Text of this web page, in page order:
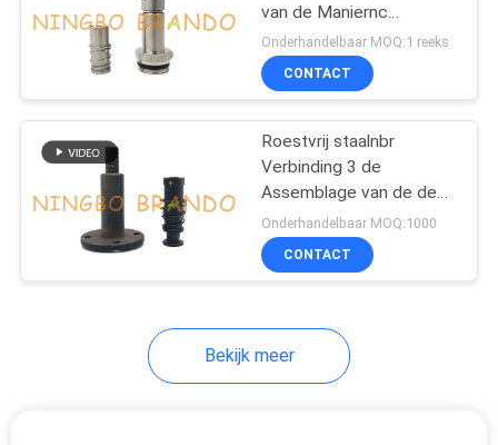
van de Maniernc
Solenoïde de
Buisassemblage
Onderhandelbaar MOQ:1 reeks
CONTACT
Roestvrij staalnbr
Verbinding 3 de
Assemblage van de de
Klepduiker van de
Maniernc Solenoïde
Onderhandelbaar MOQ:1000
CONTACT
Bekijk meer